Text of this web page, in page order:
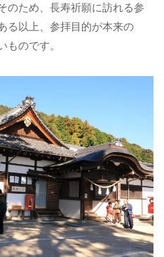
のため、長寿祈願に訪れる参
る以上、参拝目的が本来の
のです。